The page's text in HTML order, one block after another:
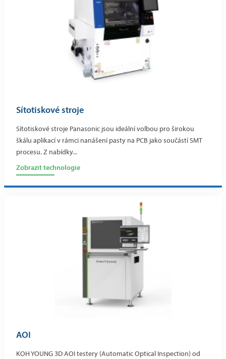
Sítotiskové stroje
Sítotiskové stroje Panasonic jsou ideální volbou pro širokou
škálu aplikací v rámci nanášení pasty na PCB jako součástí SMT
procesu. Z nabídky...
Zobrazit technologie
AOI
KOH YOUNG 3D AOI testery (Automatic Optical Inspection) od